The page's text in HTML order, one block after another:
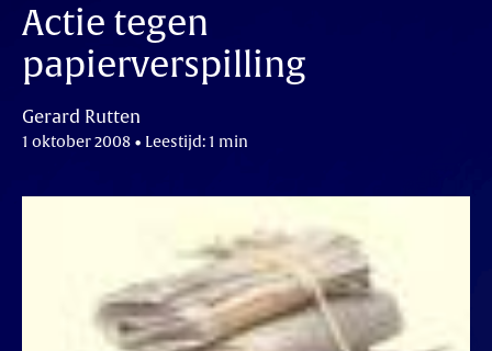
Actie tegen
papierverspilling
Gerard Rutten
1 oktober 2008 • Leestijd: 1 min